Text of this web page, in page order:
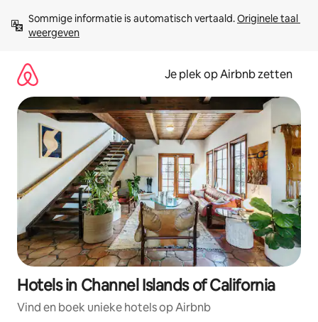
direct
naar
Sommige informatie is automatisch vertaald. Originele taal
weergeven
Je plek op Airbnb zetten
Hotels in Channel Islands of California
Vind en boek unieke hotels op Airbnb